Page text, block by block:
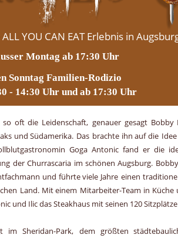
YOU CAN EAT Erlebnis in
Sonntag Familien-Rodizio von 11:30 -
Montag ab 17:30 Uhr
so oft die Leidenschaft, genauer gesagt Bobby
und Südamerika. Das brachte ihn auf die Idee
Goga Antonic fand er die
der Churrascaria im schönen Augsburg.
und führte viele Jahre einen
Land. Miteinem Mitarbeiter-Team in Küche
und Ilic das Steakhaus mit seinen 120
im Sheridan-Park, dem größten
Sonntag Familien-Rodizio
- 14:30 Uhr und ab 17:30 Uhr